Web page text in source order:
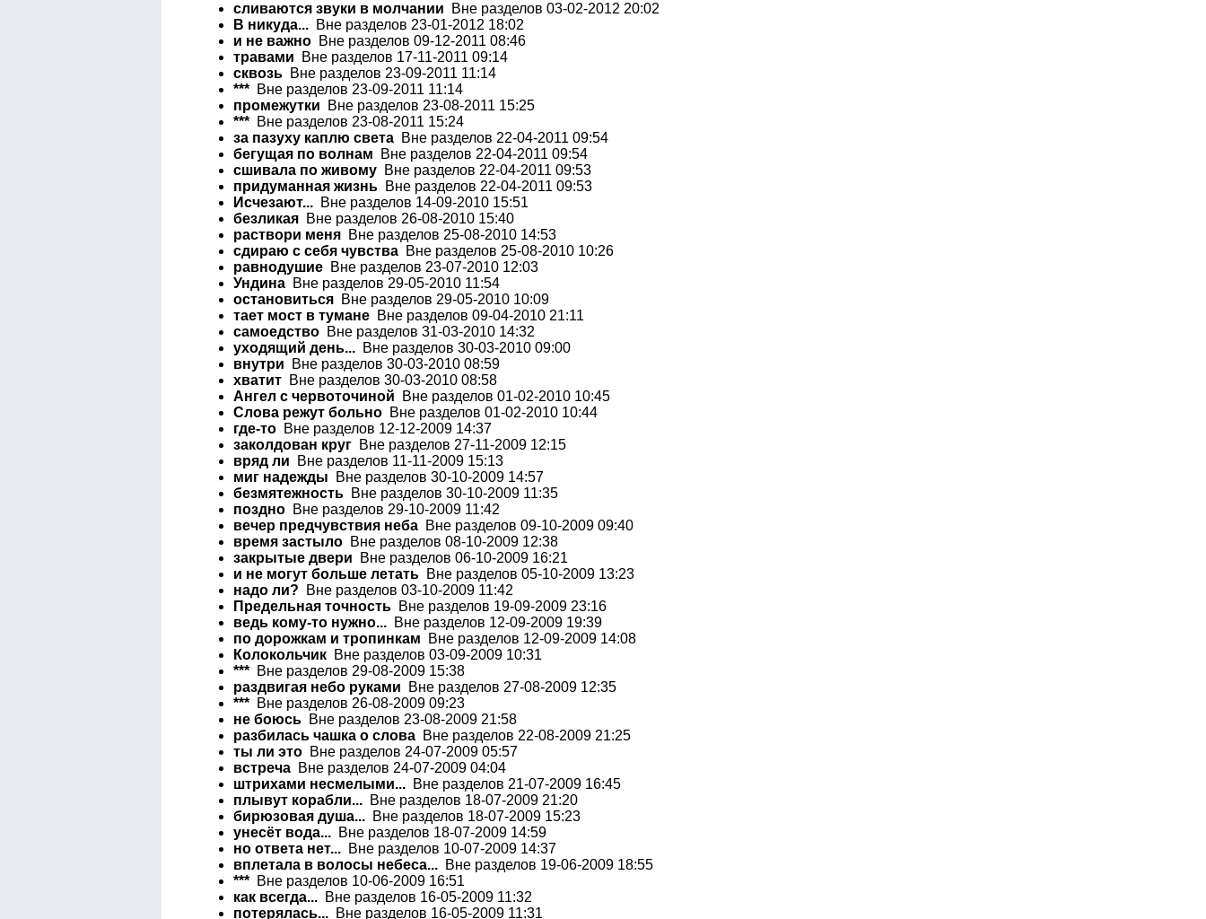
сливаются звуки в молчании Вне разделов 03-02-2012 20:02
В никуда... Вне разделов 23-01-2012 18:02
и не важно Вне разделов 09-12-2011 08:46
травами Вне разделов 17-11-2011 09:14
сквозь Вне разделов 23-09-2011 11:14
*** Вне разделов 23-09-2011 11:14
промежутки Вне разделов 23-08-2011 15:25
*** Вне разделов 23-08-2011 15:24
за пазуху каплю света Вне разделов 22-04-2011 09:54
бегущая по волнам Вне разделов 22-04-2011 09:54
сшивала по живому Вне разделов 22-04-2011 09:53
придуманная жизнь Вне разделов 22-04-2011 09:53
Исчезают... Вне разделов 14-09-2010 15:51
безликая Вне разделов 26-08-2010 15:40
раствори меня Вне разделов 25-08-2010 14:53
сдираю с себя чувства Вне разделов 25-08-2010 10:26
равнодушие Вне разделов 23-07-2010 12:03
Ундина Вне разделов 29-05-2010 11:54
остановиться Вне разделов 29-05-2010 10:09
тает мост в тумане Вне разделов 09-04-2010 21:11
самоедство Вне разделов 31-03-2010 14:32
уходящий день... Вне разделов 30-03-2010 09:00
внутри Вне разделов 30-03-2010 08:59
хватит Вне разделов 30-03-2010 08:58
Ангел с червоточиной Вне разделов 01-02-2010 10:45
Слова режут больно Вне разделов 01-02-2010 10:44
где-то Вне разделов 12-12-2009 14:37
заколдован круг Вне разделов 27-11-2009 12:15
вряд ли Вне разделов 11-11-2009 15:13
миг надежды Вне разделов 30-10-2009 14:57
безмятежность Вне разделов 30-10-2009 11:35
поздно Вне разделов 29-10-2009 11:42
вечер предчувствия неба Вне разделов 09-10-2009 09:40
время застыло Вне разделов 08-10-2009 12:38
закрытые двери Вне разделов 06-10-2009 16:21
и не могут больше летать Вне разделов 05-10-2009 13:23
надо ли? Вне разделов 03-10-2009 11:42
Предельная точность Вне разделов 19-09-2009 23:16
ведь кому-то нужно... Вне разделов 12-09-2009 19:39
по дорожкам и тропинкам Вне разделов 12-09-2009 14:08
Колокольчик Вне разделов 03-09-2009 10:31
*** Вне разделов 29-08-2009 15:38
раздвигая небо руками Вне разделов 27-08-2009 12:35
*** Вне разделов 26-08-2009 09:23
не боюсь Вне разделов 23-08-2009 21:58
разбилась чашка о слова Вне разделов 22-08-2009 21:25
ты ли это Вне разделов 24-07-2009 05:57
встреча Вне разделов 24-07-2009 04:04
штрихами несмелыми... Вне разделов 21-07-2009 16:45
плывут корабли... Вне разделов 18-07-2009 21:20
бирюзовая душа... Вне разделов 18-07-2009 15:23
унесёт вода... Вне разделов 18-07-2009 14:59
но ответа нет... Вне разделов 10-07-2009 14:37
вплетала в волосы небеса... Вне разделов 19-06-2009 18:55
*** Вне разделов 10-06-2009 16:51
как всегда... Вне разделов 16-05-2009 11:32
потерялась... Вне разделов 16-05-2009 11:31